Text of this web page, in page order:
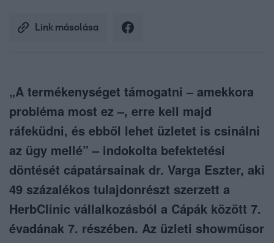
Link másolása
„A termékenységet támogatni – amekkora
probléma most ez –, erre kell majd
ráfeküdni, és ebből lehet üzletet is csinálni
az ügy mellé” – indokolta befektetési
döntését cápatársainak dr. Varga Eszter, aki
49 százalékos tulajdonrészt szerzett a
HerbClinic vállalkozásból a Cápák között 7.
évadának 7. részében. Az üzleti showműsor